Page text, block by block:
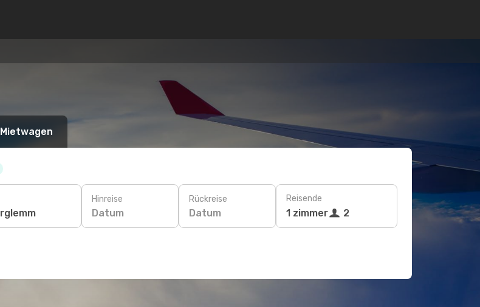
Mietwagen
Hinreise
Datum
Rückreise
Datum
Reisende
1 zimmer 2